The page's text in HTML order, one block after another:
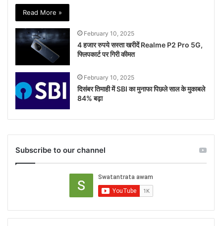
Read More »
February 10, 2025
4 हजार रुपये सस्ता खरीदें Realme P2 Pro 5G,
फ्लिपकार्ट पर गिरी कीमत
February 10, 2025
दिसंबर तिमाही में SBI का मुनाफा पिछले साल के मुकाबले
84% बढ़ा
Subscribe to our channel